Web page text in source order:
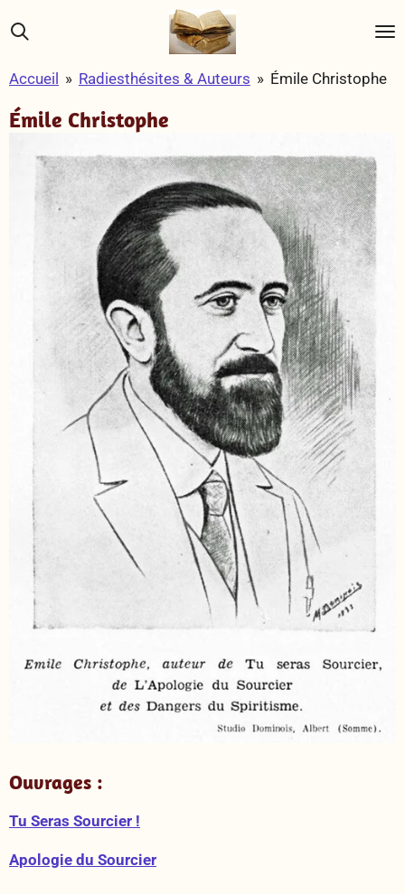
Passer
au
principal
Accueil » Radiesthésites & Auteurs » Émile Christophe
Émile Christophe
Ouvrages :
Tu Seras Sourcier !
Apologie du Sourcier